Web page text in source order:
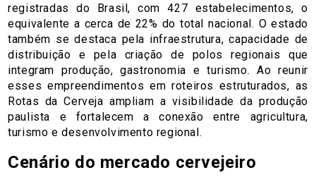
registradas do Brasil, com 427 estabelecimentos, o
equivalente a cerca de 22% do total nacional. O estado
também se destaca pela infraestrutura, capacidade de
distribuição e pela criação de polos regionais que
integram produção, gastronomia e turismo. Ao reunir
esses empreendimentos em roteiros estruturados, as
Rotas da Cerveja ampliam a visibilidade da produção
paulista e fortalecem a conexão entre agricultura,
turismo e desenvolvimento regional.
Cenário do mercado cervejeiro